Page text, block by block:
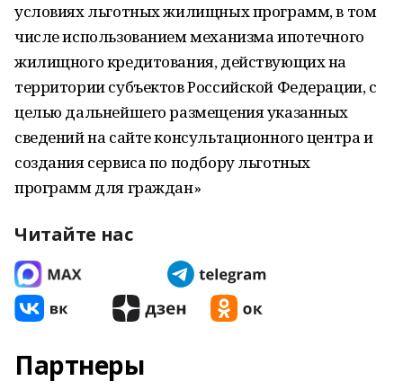
условиях льготных жилищных программ, в том
числе использованием механизма ипотечного
жилищного кредитования, действующих на
территории субъектов Российской Федерации, с
целью дальнейшего размещения указанных
сведений на сайте консультационного центра и
создания сервиса по подбору льготных
программ для граждан»
Читайте нас
Партнеры